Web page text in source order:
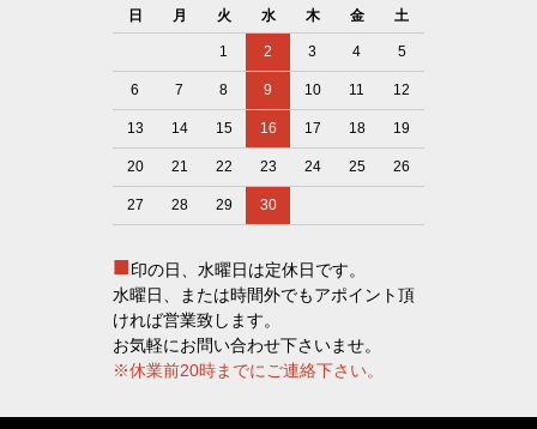
日
月 火 水 木 金 土
1 2 3 4 5
6 7 8 9 10 11 12
13 14 15 16 17 18 19
20 21 22 23 24 25 26
27 28 29 30
■印の日、水曜日は定休日です。
水曜日、または時間外でもアポイント頂
ければ営業致します。
お気軽にお問い合わせ下さいませ。
※休業前20時までにご連絡下さい。